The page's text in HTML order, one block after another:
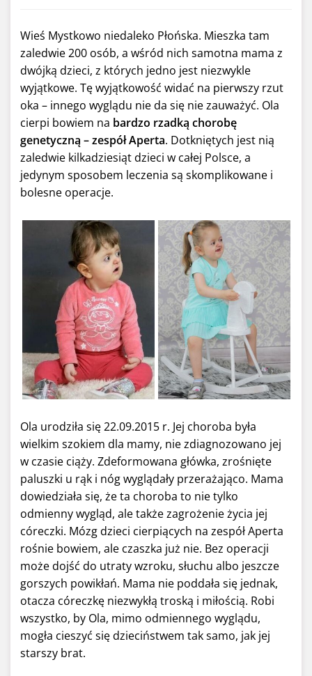
Wieś Mystkowo niedaleko Płońska. Mieszka tam
zaledwie 200 osób, a wśród nich samotna mama z
dwójką dzieci, z których jedno jest niezwykle
wyjątkowe. Tę wyjątkowość widać na pierwszy rzut
oka – innego wyglądu nie da się nie zauważyć. Ola
cierpi bowiem na bardzo rzadką chorobę
genetyczną – zespół Aperta. Dotkniętych jest nią
zaledwie kilkadziesiąt dzieci w całej Polsce, a
jedynym sposobem leczenia są skomplikowane i
bolesne operacje.
Ola urodziła się 22.09.2015 r. Jej choroba była
wielkim szokiem dla mamy, nie zdiagnozowano jej
w czasie ciąży. Zdeformowana główka, zrośnięte
paluszki u rąk i nóg wyglądały przerażająco. Mama
dowiedziała się, że ta choroba to nie tylko
odmienny wygląd, ale także zagrożenie życia jej
córeczki. Mózg dzieci cierpiących na zespół Aperta
rośnie bowiem, ale czaszka już nie. Bez operacji
może dojść do utraty wzroku, słuchu albo jeszcze
gorszych powikłań. Mama nie poddała się jednak,
otacza córeczkę niezwykłą troską i miłością. Robi
wszystko, by Ola, mimo odmiennego wyglądu,
mogła cieszyć się dzieciństwem tak samo, jak jej
starszy brat.